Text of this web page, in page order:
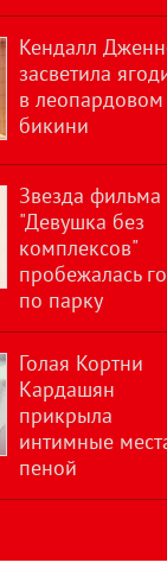
Кендалл
засветила
в леопардовом
бикини
Звезда фильма
"Девушка без
комплексов"
пробежалась
по парку
Голая Кортни
Кардашян
прикрыла
интимные
пеной